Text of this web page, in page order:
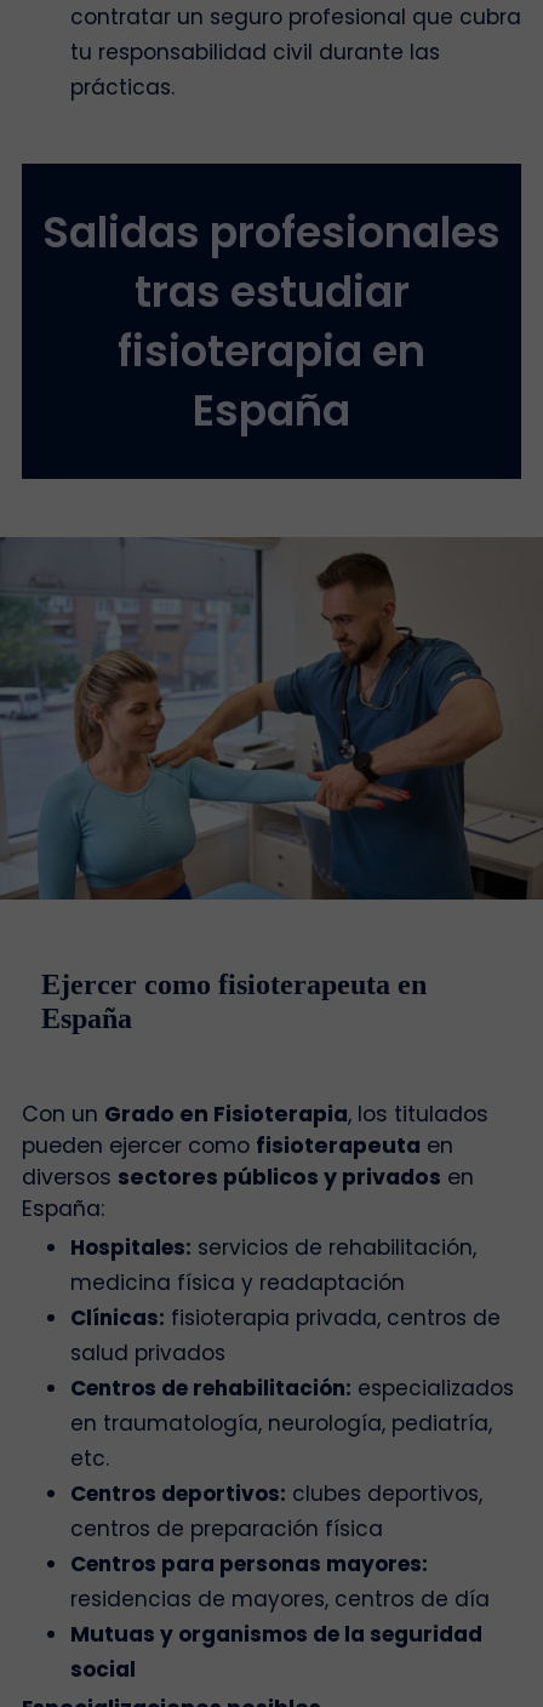
contratar un seguro profesional que cubra
tu responsabilidad civil durante las
prácticas.
Salidas profesionales
tras estudiar
fisioterapia en
España
Ejercer como fisioterapeuta en
España
Con un Grado en Fisioterapia, los titulados
pueden ejercer como fisioterapeuta en
diversos sectores públicos y privados en
España:
Hospitales: servicios de rehabilitación,
medicina física y readaptación
Clínicas: fisioterapia privada, centros de
salud privados
Centros de rehabilitación: especializados
en traumatología, neurología, pediatría,
etc.
Centros deportivos: clubes deportivos,
centros de preparación física
Centros para personas mayores:
residencias de mayores, centros de día
Mutuas y organismos de la seguridad
social